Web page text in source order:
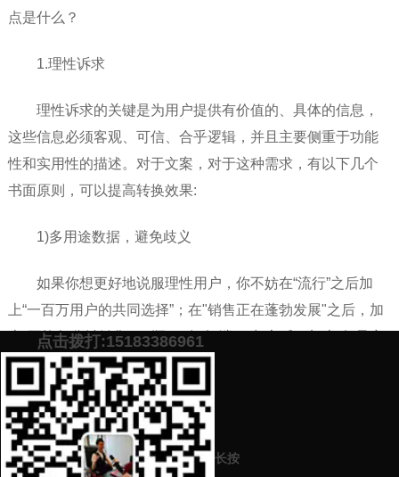
点是什么？
1.理性诉求
理性诉求的关键是为用户提供有价值的、具体的信息，
这些信息必须客观、可信、合乎逻辑，并且主要侧重于功能
性和实用性的描述。对于文案，对于这种需求，有以下几个
书面原则，可以提高转换效果:
1)多用途数据，避免歧义
如果你想更好地说服理性用户，你不妨在“流行”之后加
上“一百万用户的共同选择”；在"销售正在蓬勃发展"之后，加
上"平均每分钟销售100瓶"；在“极端口味”之后，加上“每只章
鱼按摩40分钟”.数据的存在会使模糊的概念有客观的衡量标
准，增强[0x4e20的可信度和说服力]。
预约营销老师 添加微信号：scyxch
案！
点击拨打:15183386961
长按